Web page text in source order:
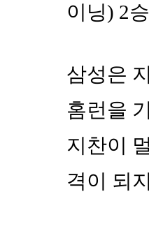
이닝) 2
삼성은
홈런을
지찬이
격이 되